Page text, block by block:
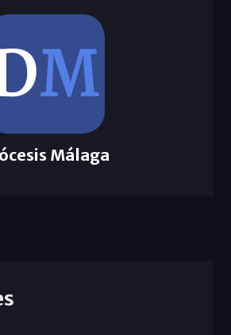
Málaga